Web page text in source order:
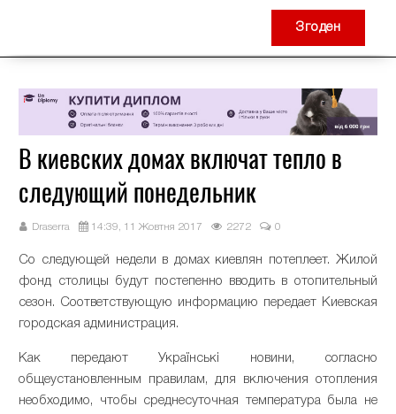
В киевских домах включат тепло в
следующий понедельник
Draserra 14:39, 11 Жовтня 2017 2272 0
Со следующей недели в домах киевлян потеплеет. Жилой
фонд столицы будут постепенно вводить в отопительный
сезон. Соответствующую информацию передает Киевская
городская администрация.
Как передают Українські новини, согласно
общеустановленным правилам, для включения отопления
необходимо, чтобы среднесуточная температура была не
Згоден